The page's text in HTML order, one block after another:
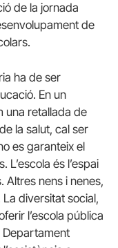
de la jornada
de
ha de ser
En un
una retallada de
la salut, cal ser
es garanteix el
L’escola és l’espai
Altres nens i nenes,
diversitat social,
l’escola pública
Departament